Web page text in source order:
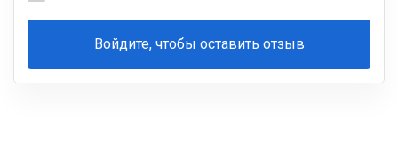
Войдите, чтобы оставить отзыв
Ваша